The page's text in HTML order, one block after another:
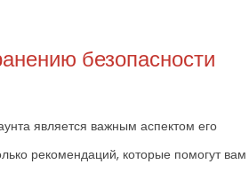
безопасности
является важным аспектом его
рекомендаций, которые помогут вам